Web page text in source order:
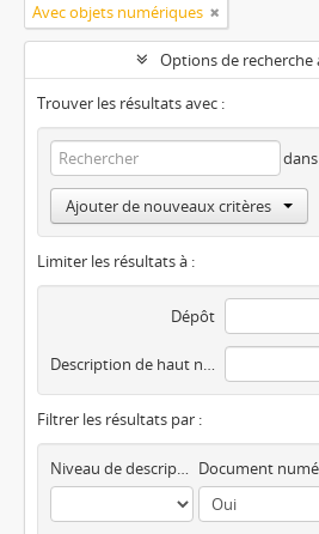
Avec objets numériques
Options de recherche
Trouver les résultats avec :
dans
Ajouter de nouveaux critères
Limiter les résultats à :
Dépôt
Description de haut niveau
Filtrer les résultats par :
Niveau de description